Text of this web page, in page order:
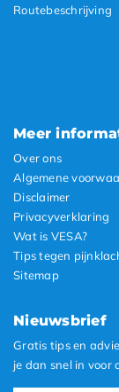
Routebeschrijving
Meer
Over ons
Algemene
Disclaimer
Privacyverklaring
Wat is VESA?
Tips tegen
Sitemap
Nieuwsbrief
Gratis tips en
je dan snel in voor